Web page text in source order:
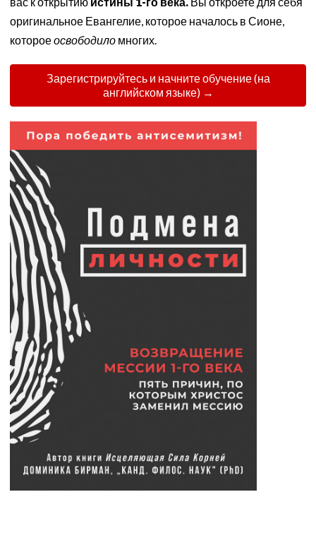
оригинальное Евангелие, которое началось в Сионе,
котороеосвободило многих.
Зарегистрируйтесь и начните обучение (на
английском языке) →